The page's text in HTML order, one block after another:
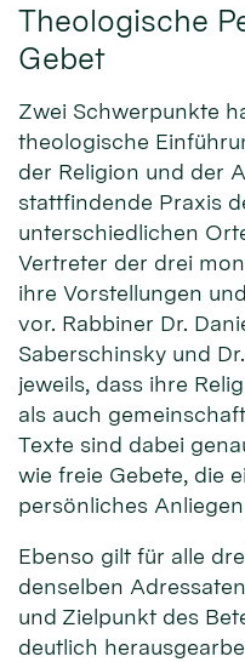
Theologische
Gebet
Zwei Schwerpunkte
theologische
der Religion und der
stattfindende Praxis
unterschiedlichen
Vertreter der drei
ihre Vorstellungen
vor. Rabbiner Dr.
Saberschinsky und
jeweils, dass ihre
als auch
Texte sind dabei
wie freie Gebete, die
persönliches
Ebenso gilt für alle
denselben
und Zielpunkt des
deutlich